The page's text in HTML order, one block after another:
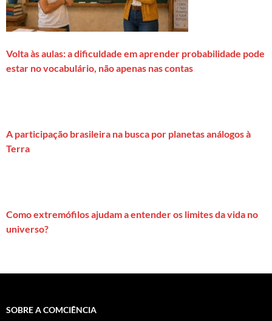
Volta às aulas: a dificuldade em aprender probabilidade pode
estar no vocabulário, não apenas nas contas
A participação brasileira na busca por planetas análogos à
Terra
Como extremófilos ajudam a entender os limites da vida no
universo?
SOBRE A COMCIÊNCIA